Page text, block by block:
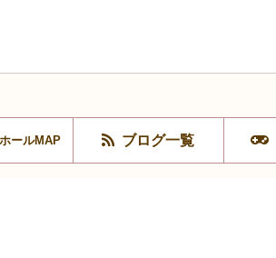
ールMAP ブログ一覧